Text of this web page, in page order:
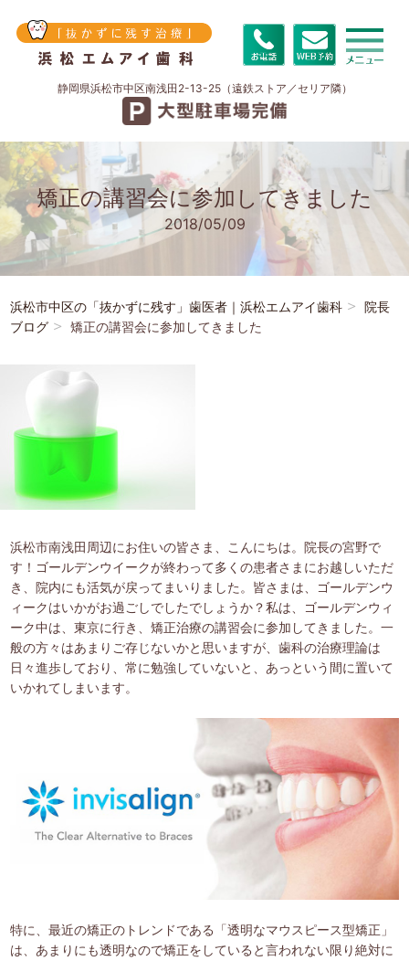
静岡県浜松市中区南浅田2-13-25（遠鉄ストア／セリア隣）
矯正の講習会に参加してきました
2018/05/09
浜松市中区の「抜かずに残す」歯医者｜浜松エムアイ歯科
院長
ブログ
矯正の講習会に参加してきました
浜松市南浅田周辺にお住いの皆さま、こんにちは。院長の宮野で
す！ゴールデンウイークが終わって多くの患者さまにお越しいただ
き、院内にも活気が戻ってまいりました。皆さまは、ゴールデンウ
ィークはいかがお過ごしでしたでしょうか？私は、ゴールデンウィ
ーク中は、東京に行き、矯正治療の講習会に参加してきました。一
般の方々はあまりご存じないかと思いますが、歯科の治療理論は
日々進歩しており、常に勉強していないと、あっという間に置いて
いかれてしまいます。
特に、最近の矯正のトレンドである「透明なマウスピース型矯正」
は、あまりにも透明なので矯正をしていると言われない限り絶対に